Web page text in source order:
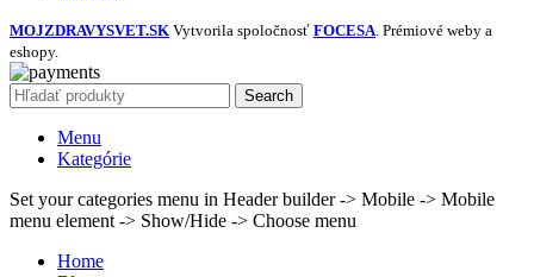
MOJZDRAVYSVET.SK Vytvorila spoločnosť FOCESA . Prémiové weby a
eshopy.
Search
Menu
Kategórie
Set your categories menu in Header builder -> Mobile -> Mobile
menu element -> Show/Hide -> Choose menu
Home